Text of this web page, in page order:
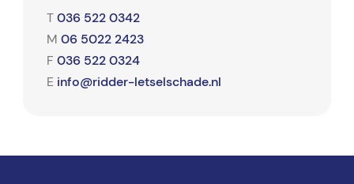
T 036 522 0342
M 06 5022 2423
F 036 522 0324
E info@ridder-letselschade.nl